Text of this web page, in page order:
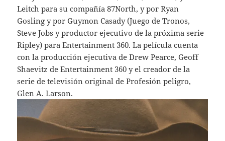
Leitch para su compañía 87North, y por Ryan
Gosling y por Guymon Casady (Juego de Tronos,
Steve Jobs y productor ejecutivo de la próxima serie
Ripley) para Entertainment 360. La película cuenta
con la producción ejecutiva de Drew Pearce, Geoff
Shaevitz de Entertainment 360 y el creador de la
serie de televisión original de Profesión peligro,
Glen A. Larson.